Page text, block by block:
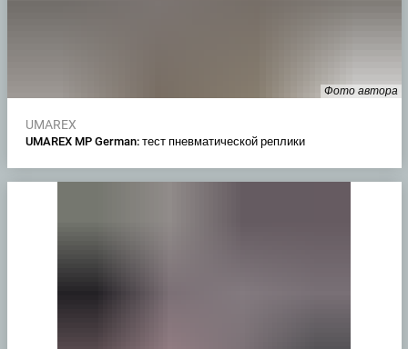
Фото автора
UMAREX
UMAREX MP German: тест пневматической реплики